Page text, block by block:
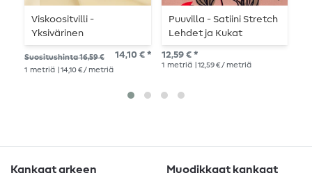
Viskoositvilli -
Yksivärinen
luonnonvalkoinen
Tencel-pinta
Suositushinta 16,59 € 14,10 € *
1 metriä | 14,10 € / metriä
Puuvilla - Satiini Stretch
Lehdet ja Kukat
Ruusupuu
12,59 € *
1 metriä | 12,59 € / metriä
Kankaat arkeen
Muodikkaat kankaat